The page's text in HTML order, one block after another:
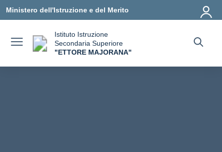
Ministero dell'Istruzione e del Merito
Istituto Istruzione
Secondaria Superiore
"ETTORE MAJORANA"